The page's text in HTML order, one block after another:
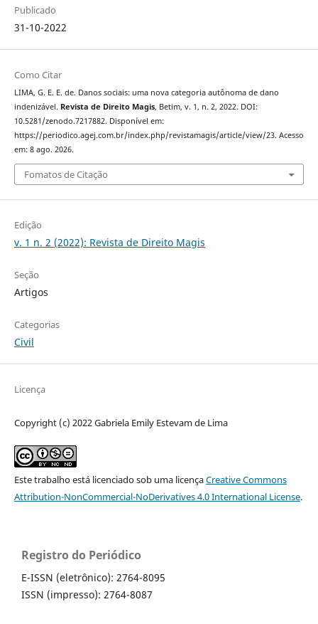
Publicado
31-10-2022
Como Citar
LIMA, G. E. E. de. Danos sociais: uma nova categoria autônoma de dano
indenizável. Revista de Direito Magis, Betim, v. 1, n. 2, 2022. DOI:
10.5281/zenodo.7217882. Disponível em:
https://periodico.agej.com.br/index.php/revistamagis/article/view/23. Acesso
em: 8 ago. 2026.
Fomatos de Citação
Edição
v. 1 n. 2 (2022): Revista de Direito Magis
Seção
Artigos
Categorias
Civil
Licença
Copyright (c) 2022 Gabriela Emily Estevam de Lima
Este trabalho está licenciado sob uma licençaCreative Commons
Attribution-NonCommercial-NoDerivatives 4.0 International License.
Registro do Periódico
E-ISSN (eletrônico): 2764-8095
ISSN (impresso): 2764-8087